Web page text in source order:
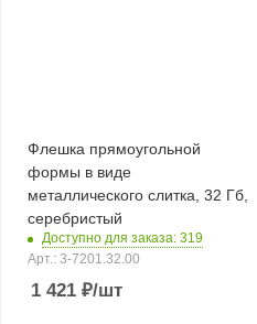
логотипа Hook LED, темно-
Флешка прямоугольной
формы в виде
металлического слитка, 32 Гб,
серебристый
Доступно для заказа: 319
Арт.: 3-7201.32.00
1 421 ₽/шт